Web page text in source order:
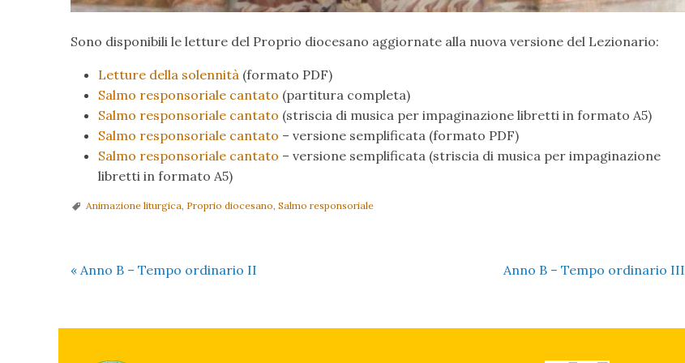
Sono disponibili le letture del Proprio diocesano aggiornate alla nuova versione del Lezionario:
Letture della solennità (formato PDF)
Salmo responsoriale cantato (partitura completa)
Salmo responsoriale cantato (striscia di musica per impaginazione libretti in formato A5)
Salmo responsoriale cantato – versione semplificata (formato PDF)
Salmo responsoriale cantato – versione semplificata (striscia di musica per impaginazione
libretti in formato A5)
Animazione liturgica Proprio diocesano Salmo responsoriale
« Anno B – Tempo ordinario II Anno B – Tempo ordinario III